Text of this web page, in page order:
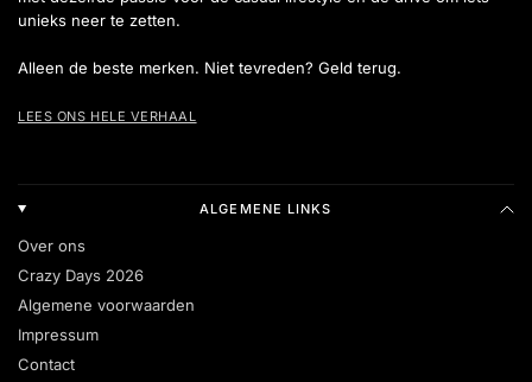
unieks neer te zetten.
Alleen de beste merken. Niet tevreden? Geld terug.
LEES ONS HELE VERHAAL
ALGEMENE LINKS
Over ons
Crazy Days 2026
Algemene voorwaarden
Impressum
Contact